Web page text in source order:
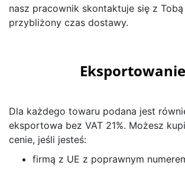
nasz pracownik skontaktuje się z
przybliżony czas dostawy.
Eksportowanie
Dla każdego towaru podana jest
eksportowa bez VAT 21%. Możesz
cenie, jeśli jesteś:
firmą z UE z poprawnym